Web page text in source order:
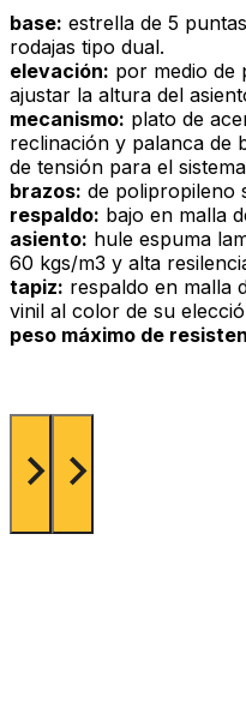
base: estrella de 5
rodajas tipo dual.
elevación: por medio de
ajustar la altura del
mecanismo: plato de
reclinación y palanca de
de tensión para el
brazos: de polipropileno
respaldo: bajo en malla
asiento: hule espuma
60 kgs/m3 y alta
tapiz: respaldo en malla
vinil al color de su
peso máximo de